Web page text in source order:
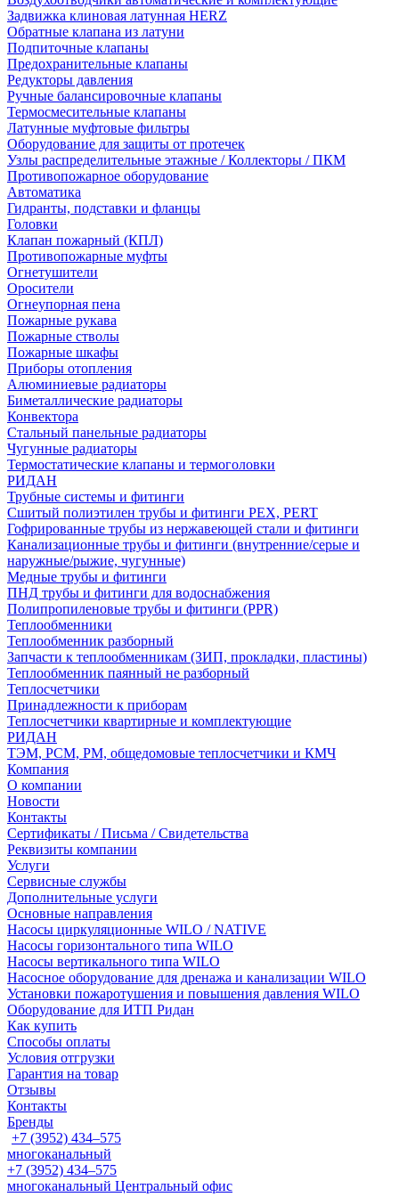
Задвижка клиновая латунная HERZ
Обратные клапана из латуни
Подпиточные клапаны
Предохранительные клапаны
Редукторы давления
Ручные балансировочные клапаны
Термосмесительные клапаны
Латунные муфтовые фильтры
Оборудование для защиты от протечек
Узлы распределительные этажные / Коллекторы / ПКМ
Противопожарное оборудование
Автоматика
Гидранты, подставки и фланцы
Головки
Клапан пожарный (КПЛ)
Противопожарные муфты
Огнетушители
Оросители
Огнеупорная пена
Пожарные рукава
Пожарные стволы
Пожарные шкафы
Приборы отопления
Алюминиевые радиаторы
Биметаллические радиаторы
Конвектора
Стальный панельные радиаторы
Чугунные радиаторы
Термостатические клапаны и термоголовки
РИДАН
Трубные системы и фитинги
Сшитый полиэтилен трубы и фитинги PEX, PERT
Гофрированные трубы из нержавеющей стали и фитинги
Канализационные трубы и фитинги (внутренние/серые и
наружные/рыжие, чугунные)
Медные трубы и фитинги
ПНД трубы и фитинги для водоснабжения
Полипропиленовые трубы и фитинги (PPR)
Теплообменники
Теплообменник разборный
Запчасти к теплообменникам (ЗИП, прокладки, пластины)
Теплообменник паянный не разборный
Теплосчетчики
Принадлежности к приборам
Теплосчетчики квартирные и комплектующие
РИДАН
ТЭМ, РСМ, РМ, общедомовые теплосчетчики и КМЧ
Компания
О компании
Новости
Контакты
Сертификаты / Письма / Свидетельства
Реквизиты компании
Услуги
Сервисные службы
Дополнительные услуги
Основные направления
Насосы циркуляционные WILO / NATIVE
Насосы горизонтального типа WILO
Насосы вертикального типа WILO
Насосное оборудование для дренажа и канализации WILO
Установки пожаротушения и повышения давления WILO
Оборудование для ИТП Ридан
Как купить
Способы оплаты
Условия отгрузки
Гарантия на товар
Отзывы
Контакты
Бренды
+7 (3952) 434‒575
многоканальный
+7 (3952) 434‒575
многоканальный Центральный офис